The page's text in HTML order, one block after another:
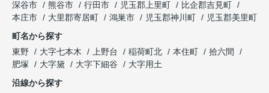
深谷市
熊谷市 行田市 児玉郡上里町
比企郡吉見町
本庄市
大里郡寄居町 鴻巣市 児玉郡神川町
児玉郡美里町
町名から探す
東野
大字七本木 上野台 稲荷町北 本住町
拾六間
肥塚
大字黛 大字下細谷
大字用土
沿線から探す